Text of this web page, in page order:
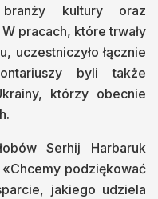
kultury oraz
pracach, które trwały
uczestniczyło łącznie
byli także
którzy obecnie
Serhij Harbaruk
podziękować
jakiego udziela